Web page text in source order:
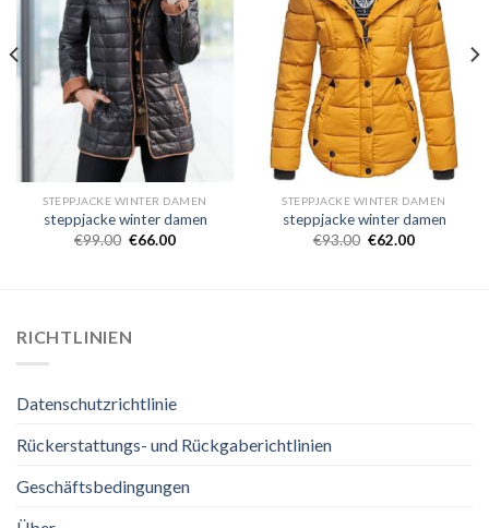
STEPPJACKE WINTER DAMEN
steppjacke winter damen
€99.00 €66.00
STEPPJACKE WINTER DAMEN
steppjacke winter damen
€93.00 €62.00
RICHTLINIEN
Datenschutzrichtlinie
Rückerstattungs- und Rückgaberichtlinien
Geschäftsbedingungen